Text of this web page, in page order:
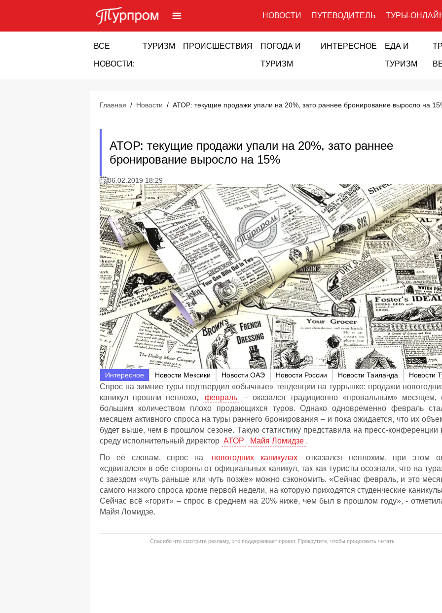
НОВОСТИ ПУТЕВОДИТЕЛЬ ТУРЫ-
ВСЕ
НОВОСТИ:
ТУРИЗМ ПРОИСШЕСТВИЯ ПОГОДА И
ТУРИЗМ
ИНТЕРЕСНОЕ ЕДА И
ТУРИЗМ
Главная / Новости / АТОР: текущие продажи упали на 20%, зато раннее бронирование выросло на
АТОР: текущие продажи упали на 20%, зато раннее
бронирование выросло на 15%
06.02.2019 18:29
Интересное Новости Мексики Новости ОАЭ Новости России Новости Таиланда Новости
Спрос на зимние туры подтвердил «обычные» тенденции на туррынке: продажи
каникул прошли неплохо,
февраль
– оказался традиционно «провальным» месяцем,
большим количеством плохо продающихся туров. Однако одновременно февраль
месяцем активного спроса на туры раннего бронирования – и пока ожидается, что их
будет выше, чем в прошлом сезоне. Такую статистику представила на пресс-конференции
среду исполнительный директор АТОР Майя Ломидзе .
По её словам, спрос на
новогодних каникулах
отказался неплохим, при этом
«сдвигался» в обе стороны от официальных каникул, так как туристы осознали, что на
с заездом «чуть раньше или чуть позже» можно сэкономить. «Сейчас февраль, и это
самого низкого спроса кроме первой недели, на которую приходятся студенческие
Сейчас всё «горит» – спрос в среднем на 20% ниже, чем был в прошлом году», -
Майя Ломидзе.
Спасибо что смотрите рекламу, это поддерживает проект. Прокрутите, чтобы продолжить читать